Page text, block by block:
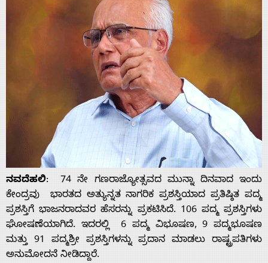
ನವದೆಹಲಿ: 74 ನೇ ಗಣರಾಜ್ಯೋತ್ಸವದ ಮುನ್ನಾ ದಿನವಾದ ಇಂದು
ಕೇಂದ್ರವು ಭಾರತದ ಅತ್ಯುನ್ನತ ನಾಗರಿಕ ಪ್ರಶಸ್ತಿಯಾದ ಪ್ರತಿಷ್ಠಿತ ಪದ್ಮ
ಪ್ರಶಸ್ತಿಗೆ ಭಾಜನರಾದವರ ಹೆಸರನ್ನು ಪ್ರಕಟಿಸಿದೆ. 106 ಪದ್ಮ ಪ್ರಶಸ್ತಿಗಳು
ಘೋಷಣೆಯಾಗಿದೆ. ಇದರಲ್ಲಿ 6 ಪದ್ಮ ವಿಭೂಷಣ, 9 ಪದ್ಮಭೂಷಣ
ಮತ್ತು 91 ಪದ್ಮಶ್ರೀ ಪ್ರಶಸ್ತಿಗಳನ್ನು ಪ್ರದಾನ ಮಾಡಲು ರಾಷ್ಟ್ರಪತಿಗಳು
ಅನುಮೋದನೆ ನೀಡಿದ್ದಾರೆ.